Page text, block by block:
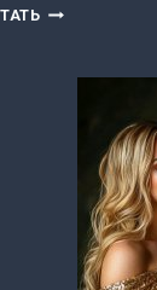
ПАРИ
ДЕВОЧКИ